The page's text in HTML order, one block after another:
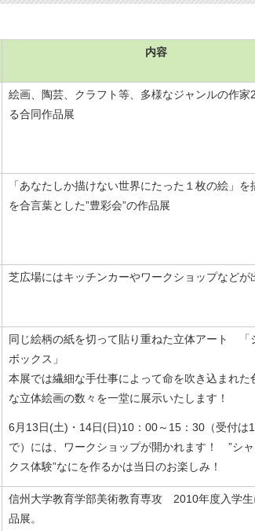
ブ
ール
内容
絵画、陶芸、クラフト等、多様なジャンルの作家
る合同作品展
「あなたしか描けない世界にたった１枚の絵」を
を合言葉とした”豊彩会”の作品展
芝広場にはキッチンカーやワークショップなどが
同じ絵柄の紙を切って貼り重ねた立体アート 「
ボックス」
本展では繊細な手仕事によって命を吹き込まれた
な立体絵画の数々を一堂に展示いたします！
6月13日(土)・14日(日)10：00～15：30（受付は
で）には、ワークショップが開かれます！ ”シャ
クス体験”なにを作るかは当日のお楽しみ！
信州大学教育学部美術教育専攻 2010年度入学生
品展。